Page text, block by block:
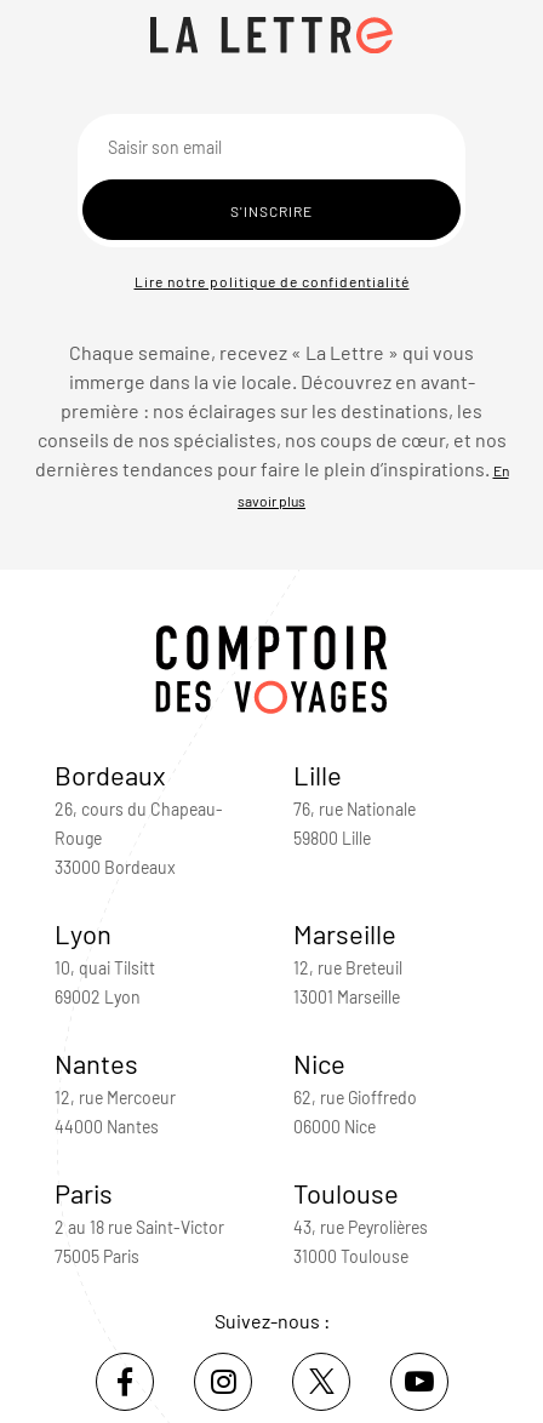
Lire notre politique de confidentialité
Chaque semaine, recevez « La Lettre » qui vous
immerge dans la vie locale. Découvrez en avant-
première : nos éclairages sur les destinations, les
conseils de nos spécialistes, nos coups de cœur, et nos
dernières tendances pour faire le plein d’inspirations.
En
savoir plus
Bordeaux
26, cours du Chapeau-
Rouge
33000 Bordeaux
Lille
76, rue Nationale
59800 Lille
Lyon
10, quai Tilsitt
69002 Lyon
Marseille
12, rue Breteuil
13001 Marseille
Nantes
12, rue Mercoeur
44000 Nantes
Nice
62, rue Gioffredo
06000 Nice
Paris
2 au 18 rue Saint-Victor
75005 Paris
Toulouse
43, rue Peyrolières
31000 Toulouse
Suivez-nous :